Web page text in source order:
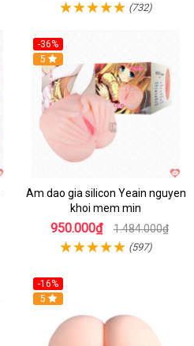
(732)
-36%
Hot
5
Am dao gia silicon Yeain nguyen
khoi mem min
950.000₫ 1.484.000₫
(597)
-16%
Hot
5